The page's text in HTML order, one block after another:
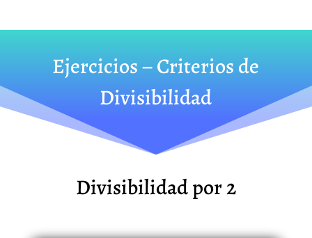
Ejercicios – Criterios de
Divisibilidad
Divisibilidad por 2